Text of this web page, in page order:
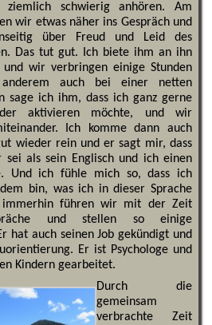
schwierig anhören. Am
wir etwas näher ins Gespräch und
über Freud und Leid des
Das tut gut. Ich biete ihm an ihn
wir verbringen einige Stunden
auch bei einer netten
sage ich ihm, dass ich ganz gerne
aktivieren möchte, und wir
Ich komme dann auch
wieder rein und er sagt mir, dass
sei als sein Englisch und ich einen
Und ich fühle mich so, dass ich
bin, was ich in dieser Sprache
führen wir mit der Zeit
und stellen so einige
hat auch seinen Job gekündigt und
Er ist Psychologe und
Kindern gearbeitet.
Durch die
gemeinsam
verbrachte Zeit